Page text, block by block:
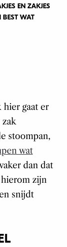
EN ZAKJES
BEST WAT
hier gaat er
zak
stoompan,
wat
dan dat
zijn
snijdt